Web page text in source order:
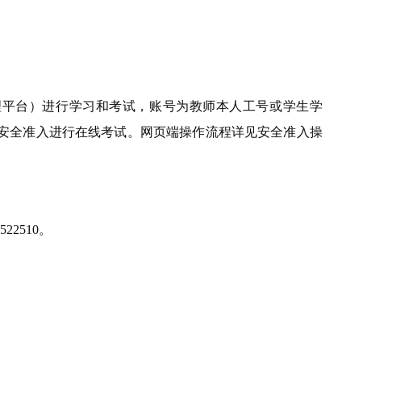
台）进行学习和考试，账号为教师本人工号或学生学
全准入进行在线考试。
网页端操作流程详见安全准入操
。